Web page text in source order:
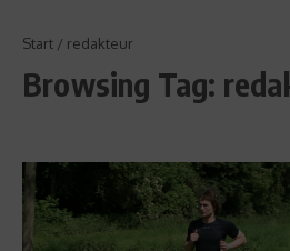
Start / redakteur
Browsing Tag: